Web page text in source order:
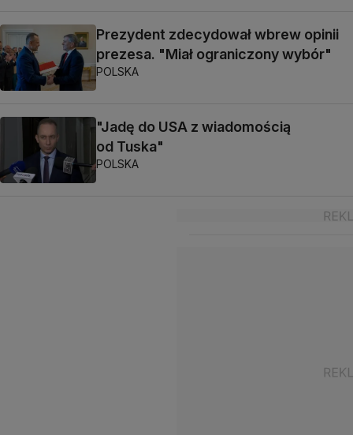
Prezydent zdecydował wbrew opinii
prezesa. "Miał ograniczony wybór"
POLSKA
"Jadę do USA z wiadomością
od Tuska"
POLSKA